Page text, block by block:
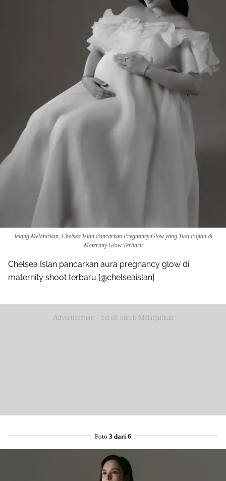
Jelang Melahirkan, Chelsea Islan Pancarkan Pregnancy Glow yang Tuai Pujian di
Maternity Glow Terbaru
Chelsea Islan pancarkan aura pregnancy glow di
maternity shoot terbaru [@chelseaislan]
Advertisement - Scroll untuk Melanjutkan
Foto 3 dari 6